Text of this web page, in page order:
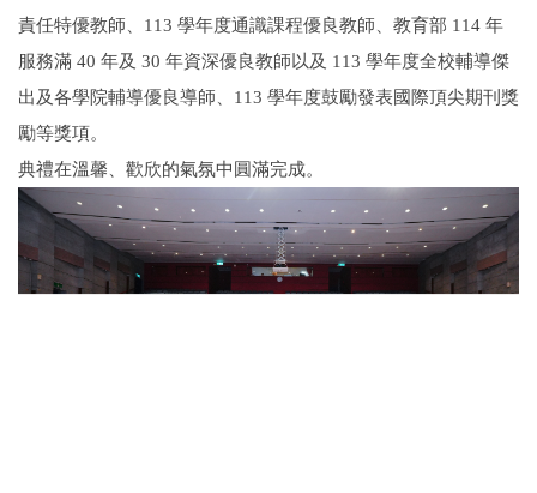
責任特優教師、113 學年度通識課程優良教師、教育部 114 年
服務滿 40 年及 30 年資深優良教師以及 113 學年度全校輔導傑
出及各學院輔導優良導師、113 學年度鼓勵發表國際頂尖期刊獎
勵等獎項。
典禮在溫馨、歡欣的氣氛中圓滿完成。